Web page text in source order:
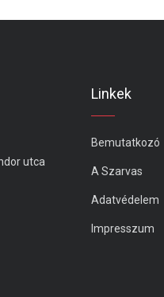
utca
Linkek
Bemutatkozó
A Szarvas
Adatvédelem
Impresszum